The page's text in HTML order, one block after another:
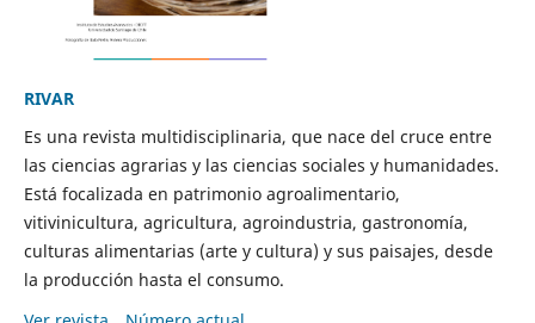
RIVAR
Es una revista multidisciplinaria, que nace del cruce entre
las ciencias agrarias y las ciencias sociales y humanidades.
Está focalizada en patrimonio agroalimentario,
vitivinicultura, agricultura, agroindustria, gastronomía,
culturas alimentarias (arte y cultura) y sus paisajes, desde
la producción hasta el consumo.